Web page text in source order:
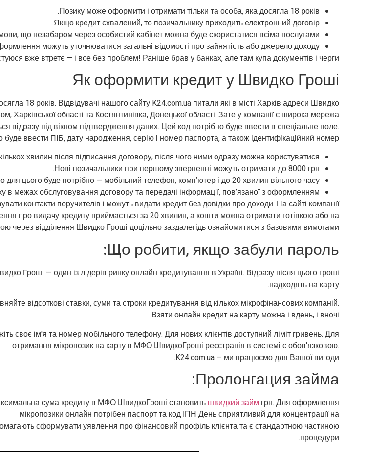
Позику може оформити і отримати тільки та особа, яка досягла 18 років.
Якщо кредит схвалений, то позичальнику приходить електронний договір.
що незабаром через особистий кабінет можна буде скористатися всіма послугами.
можуть уточнюватися загальні відомості про зайнятість або джерело доходу.
вже втретє — і все без проблем! Раніше брав у банках, але там купа документів і черги.
Як оформити кредит у Швидко Гроші
18 років. Відвідувачі нашого сайту K24.com.ua питали які в місті Харків адреси Швидко
Харківської області та Костянтинівка, Донецької області. Зате у компанії є широка мережа
відразу під вікном підтвердження даних. Цей код потрібно буде ввести в спеціальне поле.
буде ввести ПІБ, дату народження, серію і номер паспорта, а також ідентифікаційний номер.
хвилин після підписання договору, після чого ними одразу можна користуватися.
Нові позичальники при першому зверненні можуть отримати до 8000 грн..
для цього буде потрібно — мобільний телефон, комп’ютер і до 20 хвилин вільного часу.
в межах обслуговування договору та передачі інформації, пов’язаної з оформленням.
контакти поручителів і можуть видати кредит без довідки про доходи. На сайті компанії
про видачу кредиту приймається за 20 хвилин, а кошти можна отримати готівкою або на
через відділення Швидко Гроші доцільно заздалегідь ознайомитися з базовими вимогами.
Що робити, якщо забули пароль:
Гроші — один із лідерів ринку онлайн кредитування в Україні. Відразу після цього гроші
надходять на карту.
відсоткові ставки, суми та строки кредитування від кількох мікрофінансових компаній.
Взяти онлайн кредит на карту можна і вдень, і вночі.
своє ім'я та номер мобільного телефону. Для нових клієнтів доступний ліміт гривень. Для
отримання мікропозик на карту в МФО ШвидкоГроші реєстрація в системі є обов'язковою.
K24.com.ua – ми працюємо для Вашої вигоди.
Пролонгация займа:
сума кредиту в МФО ШвидкоГроші становитьшвидкий займ грн. Для оформлення
мікропозики онлайн потрібен паспорт та код ІПН День сприятливий для концентрації на
сформувати уявлення про фінансовий профіль клієнта та є стандартною частиною
процедури.